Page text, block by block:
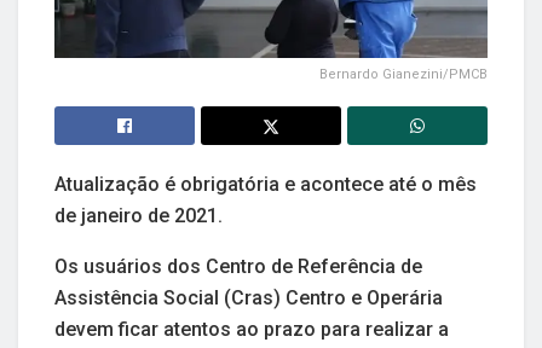
Bernardo Gianezini/PMCB
Atualização é obrigatória e acontece até o mês
de janeiro de 2021.
Os usuários dos Centro de Referência de
Assistência Social (Cras) Centro e Operária
devem ficar atentos ao prazo para realizar a